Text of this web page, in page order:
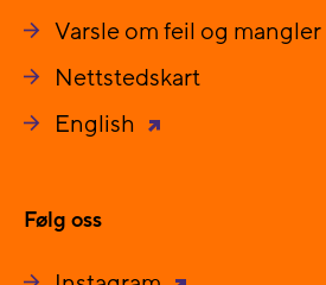
Varsle om feil og mangler
Nettstedskart
English
Følg oss